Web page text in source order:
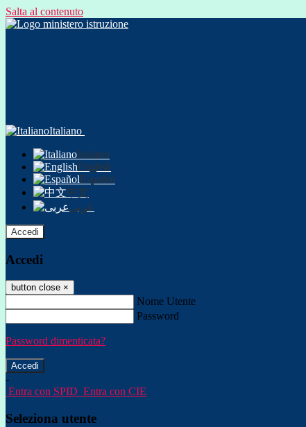
Salta al contenuto
Italiano
Italiano
English
Español
中文
عربى
Accedi
Accedi
button close ×
Nome Utente
Password
Password dimenticata?
-
Entra con SPID Entra con CIE
Seleziona utente